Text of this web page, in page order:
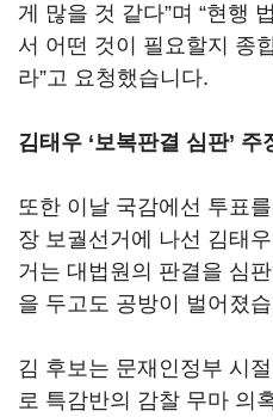
게 많을 것 같다”며 “현행
서 어떤 것이 필요할지 종
라”고 요청했습니다.
김태우 ‘보복판결 심판’
또한 이날 국감에선 투표
장 보궐선거에 나선 김태
거는 대법원의 판결을 심
을 두고도 공방이 벌어졌
김 후보는 문재인정부 시
로 특감반의 감찰 무마 의